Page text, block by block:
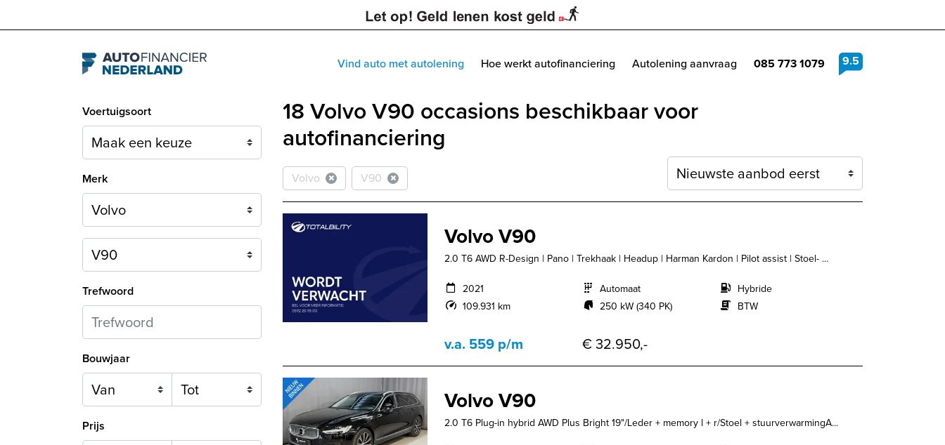
Navigation 9.5
Vind auto met autolening Hoe werkt autofinanciering Autolening aanvraag 085 773 1079
Voertuigsoort
Merk
Model
Trefwoord
Bouwjaar
Prijs
18 Volvo V90 occasions beschikbaar voor
autofinanciering
Volvo V90
Sortering
Volvo V90
2.0 T6 AWD R-Design | Pano | Trekhaak | Headup | Harman Kardon | Pilot assist | Stoel- ...
2021
109.931 km
Automaat
250 kW (340 PK)
Hybride
BTW
v.a. 559 p/m € 32.950,-
Volvo V90
2.0 T6 Plug-in hybrid AWD Plus Bright 19"/Leder + memory l + r/Stoel + stuurverwarmingA...